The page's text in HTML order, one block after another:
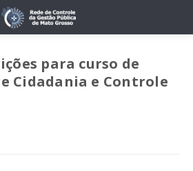
para curso de
Cidadania e Controle